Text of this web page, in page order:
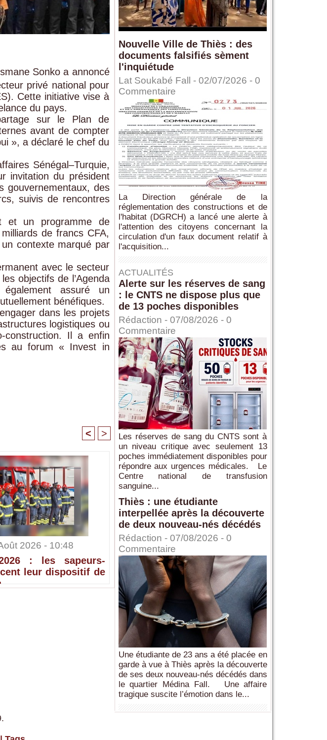
Sonko a annoncé
privé national pour
Cette initiative vise à
du pays.
sur le Plan de
avant de compter
», a déclaré le chef du
Sénégal–Turquie,
invitation du président
gouvernementaux, des
suivis de rencontres
et un programme de
de francs CFA,
contexte marqué par
avec le secteur
objectifs de l’Agenda
assuré un
bénéfiques.
dans les projets
logistiques ou
construction. Il a enfin
au forum « Invest in
< >
2026 - 10:48
: les sapeurs-
leur dispositif de
Nouvelle Ville de Thiès : des
documents falsifiés sèment
l'inquiétude
Lat Soukabé Fall - 02/07/2026 - 0
Commentaire
La Direction générale de la
réglementation des constructions et de
l'habitat (DGRCH) a lancé une alerte à
l'attention des citoyens concernant la
circulation d'un faux document relatif à
l'acquisition...
ACTUALITÉS
Alerte sur les réserves de sang
: le CNTS ne dispose plus que
de 13 poches disponibles
Rédaction - 07/08/2026 - 0
Commentaire
Les réserves de sang du CNTS sont à
un niveau critique avec seulement 13
poches immédiatement disponibles pour
répondre aux urgences médicales. Le
Centre national de transfusion
sanguine...
Thiès : une étudiante
interpellée après la découverte
de deux nouveau-nés décédés
Rédaction - 07/08/2026 - 0
Commentaire
Une étudiante de 23 ans a été placée en
garde à vue à Thiès après la découverte
de ses deux nouveau-nés décédés dans
le quartier Médina Fall. Une affaire
tragique suscite l’émotion dans le...